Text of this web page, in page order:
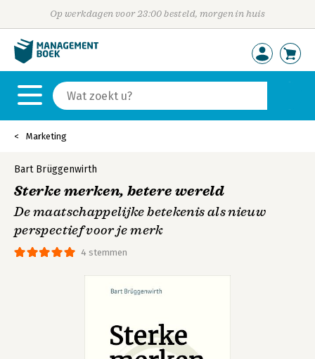
Op werkdagen voor 23:00 besteld, morgen in huis
Marketing
4 stemmen
Bart Brüggenwirth
Sterke merken, betere wereld
De maatschappelijke betekenis als nieuw
perspectief voor je merk